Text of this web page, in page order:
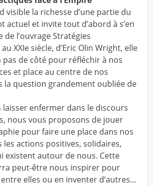
visible la richesse d’une partie du
actuel et invite tout d’abord à s’en
l’ouvrage Stratégies
XXIe siècle, d’Eric Olin Wright, elle
pas de côté pour réfléchir à nos
et place au centre de nos
la question grandement oubliée de
laisser enfermer dans le discours
nous vous proposons de jouer
pour faire une place dans nos
les actions positives, solidaires,
existent autour de nous. Cette
peut-être nous inspirer pour
elles ou en inventer d’autres…